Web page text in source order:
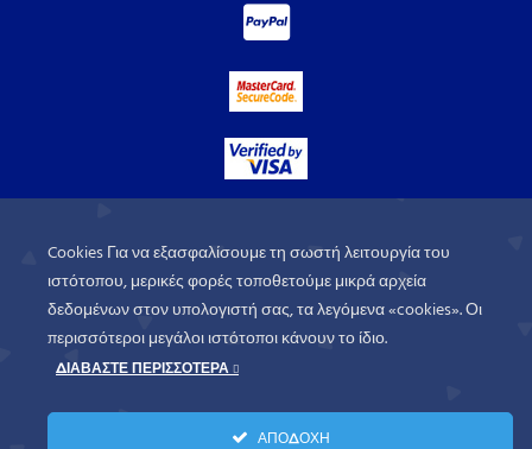
© 2026. All rights
Cookies Για να εξασφαλίσουμε τη σωστή λειτουργία του
ιστότοπου, μερικές φορές τοποθετούμε μικρά αρχεία
δεδομένων στον υπολογιστή σας, τα λεγόμενα «cookies». Οι
περισσότεροι μεγάλοι ιστότοποι κάνουν το ίδιο.
ΔΙΑΒΑΣΤΕ ΠΕΡΙΣΣΟΤΕΡΑ
ΑΠΟΔΟΧΗ